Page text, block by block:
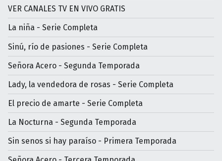
VER CANALES TV EN VIVO GRATIS
La niña - Serie Completa
Sinú, río de pasiones - Serie Completa
Señora Acero - Segunda Temporada
Lady, la vendedora de rosas - Serie Completa
El precio de amarte - Serie Completa
La Nocturna - Segunda Temporada
Sin senos si hay paraíso - Primera Temporada